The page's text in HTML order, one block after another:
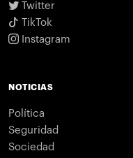
Twitter
TikTok
Instagram
NOTICIAS
Política
Seguridad
Sociedad